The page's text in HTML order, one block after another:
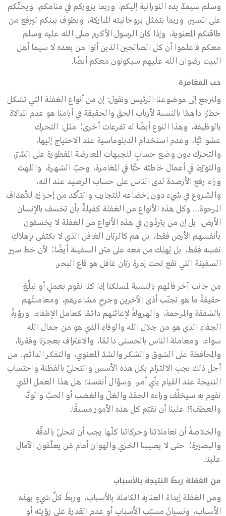
وسلم سيمدّ يده النورانية إليكم، وربما يزوركم في منامكم، ويحثّكم
على المسير، وربما يتمثل بروحانيته المباركة، ويطوف بينكم ليرفع من
طاقتكم المعنوية، وإذا كان الرسول الأكرم صلى الله عليه وسلم
معكم فاعلموا أن كل الصالحين الذين أتوا من بعده لا سيما أهل
البيت رضوان الله عليهم سيكونون معكم أيضًا.
حب المغامرة
ولنرجع إلى موضوعنا الرئيس ونقول: إن من أنواع الغفلة التي تشكل
خطرًا داهمًا بالنسبة لأرباب الحق والحقيقة في أيامنا هو عدم المبالاة
بالوظيفة، وهذا النوع أيضًا له تفرعات أخرى؛ مثل: التحرك
عشوائيًّا، وعدم استخدام الدبلوماسية عند الاحتياج إليها،
والتحرّك دون وضع حسابٍ للجبهات المعارضة المفطورة على الشرّ،
والتورّط في أعمال خاطئة حبًّا في المغامرة، وحبّ الشهرة، واللهث
وراء رفع الأرصدة لدى الناس على حساب الرصيد عند الله،
والشروع في شيء دون إخضاعه للتجارب والتأكد من إحرازه للأهداف
المرجوة… وكل هذه الأنواع من الغفلة كفيلةٌ بأن تخسف بالإنسان
الأرض، بل إن من يتردَّون في هذه الأنواع من الغفلة لا يخسفون
بأنفسهم الأرض فقط، بل هم كالربّان الغافل الذي لا يكتفي بإهلاكِ
نفسِه فقط، بل يُهلِك من معه على متن السفينة أيضًا؛ لأن خط سير
السفينة التي تقع تحت إمرة ربّان غافل هو قاع البحر.
من جانب آخر فالمهم بالنسبة لمسلكنا إذا كنا نقوم بعملٍ أو نبلِّغ
حقيقةً ما هو تجنّب أذى الآخرين وجرحِ مشاعرهم، ومعاملتُهم
بالشفقة والمرحمة، والهرولةُ لإغاثتهم دائمًا كعامل الإطفاء، ورؤيةُ
الجفاءِ الذي هو من جلال الله والوفاءِ الذي هو من جمال الله
سواء، ومعاملة الناس بالحسنى دائمًا، والاعتراف بعجزنا وفقرنا،
والمحافظة على الشوق والشكر والشدّ المعنوي، والتفكر الدائم.. من
أجل ذلك يجب الالتزام بكل هذه الأسس والتحلّي بالفطنة واحتساب
النتيجة عند القيام بأي أمر، وسؤال أنفسنا: هل هذا العمل الذي
نقوم به سيخلِّف وراءه الحقدَ والغلّ والغضب أو الحبَّ والودَّ
والعطف؟! علينا أن نقيّم كل هذه الأمور مسبقًا.
والخلاصةُ أن تعاملاتنا وحركاتنا كلّها يجب أن تتحلّى بالدقّة
والبصيرة؛ حتى لا يصيبنا الخزي والهوان أمام مَن يعلّقون الآمال
علينا.
من الغفلة ربطُ النتيجة بالأسباب
ومن الغفلة إبداءُ العناية الكاملة بالأسباب، وربطُ كلِّ شيءٍ بهذه
الأسباب، ونسيانُ مسبّب الأسباب أو عدم القدرة على رؤيته أو